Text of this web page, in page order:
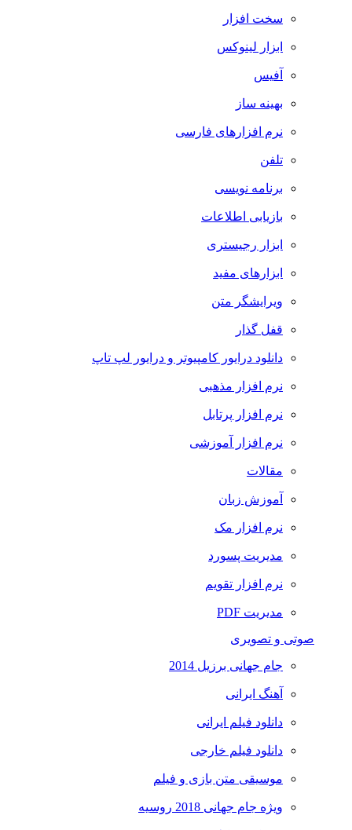
سخت افزار
ابزار لینوکس
آفیس
بهینه ساز
نرم افزارهای فارسی
تلفن
برنامه نویسی
بازیابی اطلاعات
ابزار رجیستری
ابزارهای مفید
ویرایشگر متن
قفل گذار
دانلود درایور کامپیوتر و درایور لپ تاپ
نرم افزار مذهبی
نرم افزار پرتابل
نرم افزار آموزشی
مقالات
آموزش زبان
نرم افزار مک
مدیریت پسورد
نرم افزار تقویم
مدیریت PDF
صوتی و تصویری
جام جهانی برزیل 2014
آهنگ ایرانی
دانلود فیلم ایرانی
دانلود فیلم خارجی
موسیقی متن بازی و فیلم
ویژه جام جهانی 2018 روسیه